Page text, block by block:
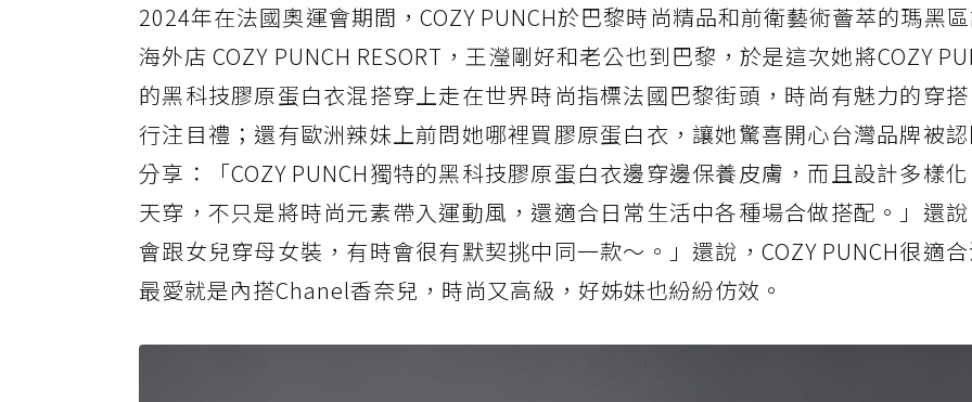
2024年在法國奧運會期間，COZY PUNCH於巴黎時尚精品和前衛藝術薈萃的瑪黑
海外店 COZY PUNCH RESORT，王瀅剛好和老公也到巴黎，於是這次她將COZY
的黑科技膠原蛋白衣混搭穿上走在世界時尚指標法國巴黎街頭，時尚有魅力的穿
行注目禮；還有歐洲辣妹上前問她哪裡買膠原蛋白衣，讓她驚喜開心台灣品牌被
分享：「COZY PUNCH獨特的黑科技膠原蛋白衣邊穿邊保養皮膚，而且設計多樣
天穿，不只是將時尚元素帶入運動風，還適合日常生活中各種場合做搭配。」還
會跟女兒穿母女裝，有時會很有默契挑中同一款～。」還說，COZY PUNCH很適
最愛就是內搭Chanel香奈兒，時尚又高級，好姊妹也紛紛仿效。